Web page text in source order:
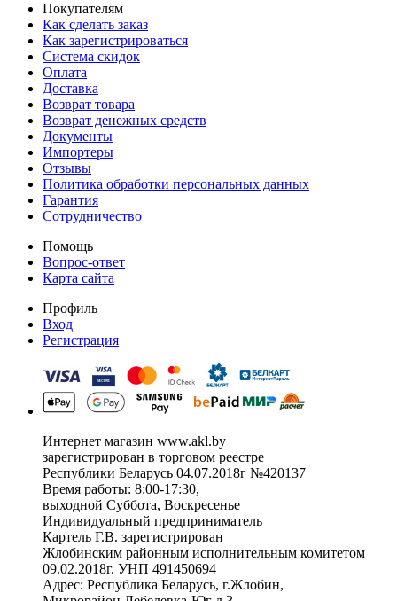
Покупателям
Как сделать заказ
Как зарегистрироваться
Система скидок
Оплата
Доставка
Возврат товара
Возврат денежных средств
Документы
Импортеры
Отзывы
Политика обработки персональных данных
Гарантия
Сотрудничество
Помощь
Вопрос-ответ
Карта сайта
Профиль
Вход
Регистрация
Интернет магазин www.akl.by
зарегистрирован в торговом реестре
Республики Беларусь 04.07.2018г №420137
Время работы: 8:00-17:30,
выходной Суббота, Воскресенье
Индивидуальный предприниматель
Картель Г.В. зарегистрирован
Жлобинским районным исполнительным комитетом
09.02.2018г. УНП 491450694
Адрес: Республика Беларусь, г.Жлобин,